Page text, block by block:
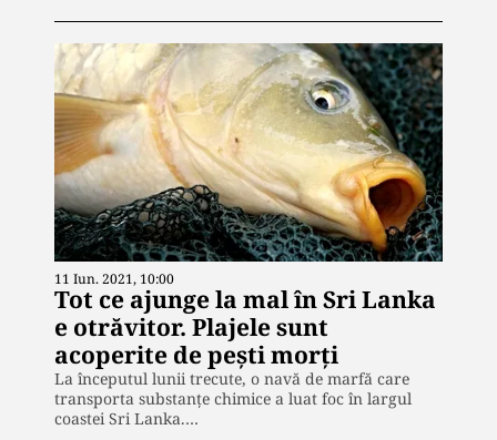
11 Iun. 2021, 10:00
Tot ce ajunge la mal în Sri Lanka
e otrăvitor. Plajele sunt
acoperite de pești morți
La începutul lunii trecute, o navă de marfă care
transporta substanțe chimice a luat foc în largul
coastei Sri Lanka.…